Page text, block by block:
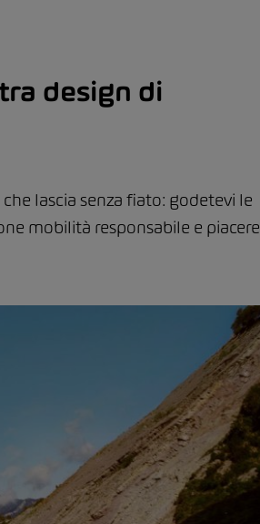
design di
lascia senza fiato: godetevi le
mobilità responsabile e piacere